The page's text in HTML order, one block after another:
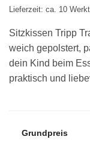
Lieferzeit: ca. 10
Sitzkissen Tripp
weich gepolstert,
dein Kind beim
praktisch und
Grundpreis